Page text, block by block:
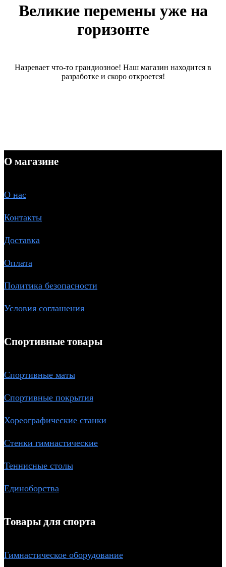
Великие перемены уже на
горизонте
Назревает что-то грандиозное! Наш магазин находится в
разработке и скоро откроется!
О магазине
О нас
Контакты
Доставка
Оплата
Политика безопасности
Условия соглашения
Спортивные товары
Спортивные маты
Спортивные покрытия
Хореографические станки
Стенки гимнастические
Теннисные столы
Единоборства
Товары для спорта
Гимнастическое оборудование